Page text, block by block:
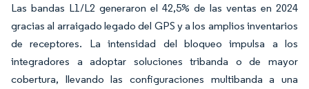
Las bandas L1/L2 generaron el 42,5% de las ventas en 2024
gracias al arraigado legado del GPS y a los amplios inventarios
de receptores. La intensidad del bloqueo impulsa a los
integradores a adoptar soluciones tribanda o de mayor
cobertura, llevando las configuraciones multibanda a una